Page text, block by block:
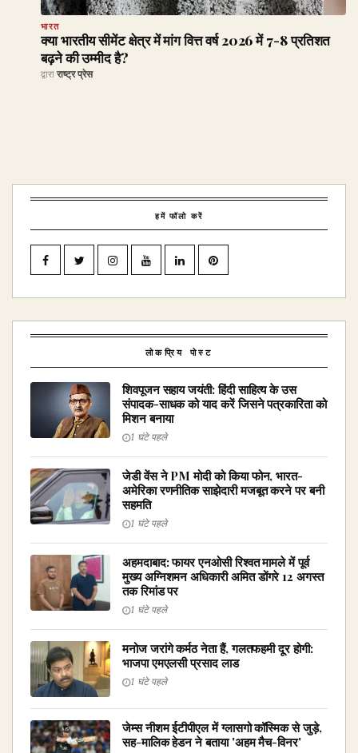
भारत
क्या भारतीय सीमेंट क्षेत्र में मांग वित्त वर्ष 2026 में 7-8 प्रतिशत
बढ़ने की उम्मीद है?
द्वारा राष्ट्र प्रेस
हमें फॉलो करें
लोकप्रिय पोस्ट
शिवपूजन सहाय जयंती: हिंदी साहित्य के उस
संपादक-साधक को याद करें जिसने पत्रकारिता को
मिशन बनाया
1 घंटे पहले
जेडी वेंस ने PM मोदी को किया फोन, भारत-
अमेरिका रणनीतिक साझेदारी मजबूत करने पर बनी
सहमति
1 घंटे पहले
अहमदाबाद: फायर एनओसी रिश्वत मामले में पूर्व
मुख्य अग्निशमन अधिकारी अमित डोंगरे 12 अगस्त
तक रिमांड पर
1 घंटे पहले
मनोज जरांगे कर्मठ नेता हैं, गलतफहमी दूर होगी:
भाजपा एमएलसी प्रसाद लाड
1 घंटे पहले
जेम्स नीशम ईटीपीएल में ग्लासगो कॉस्मिक से जुड़े,
सह-मालिक हेडन ने बताया 'अहम मैच-विनर'